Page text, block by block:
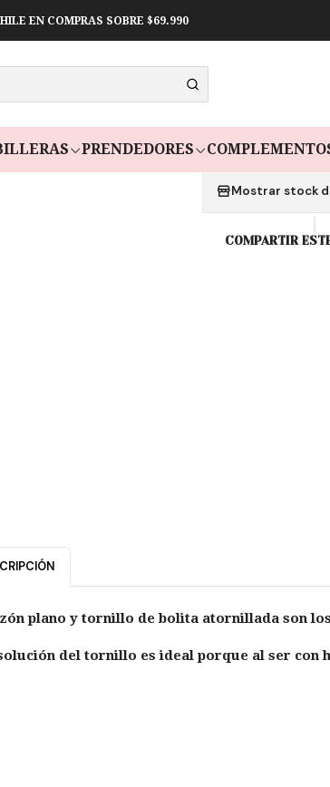
PRENDEDORES
EN COMPRAS SOBRE $69.990
ARO NIÑA
Paga en 3 cuotas de $7.967
Mostrar stock
COMPARTIR
plano y tornillo de bolita atornillada son
del tornillo es ideal porque al ser